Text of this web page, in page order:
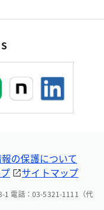
の保護について
サイトマップ
1 電話：03-5321-1111（代